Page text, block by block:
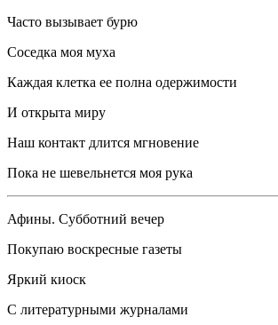
Часто вызывает бурю
Соседка моя муха
Каждая клетка ее полна одержимости
И открыта миру
Наш контакт длится мгновение
Пока не шевельнется моя рука
Афины. Субботний вечер
Покупаю воскресные газеты
Яркий киоск
С литературными журналами